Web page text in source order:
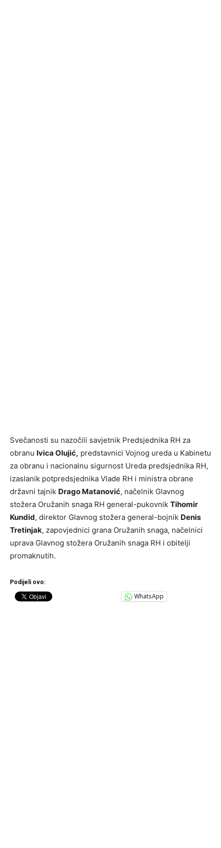
Svečanosti su nazočili savjetnik Predsjednika RH za
obranu Ivica Olujić, predstavnici Vojnog ureda u Kabinetu
za obranu i nacionalnu sigurnost Ureda predsjednika RH,
izaslanik potpredsjednika Vlade RH i ministra obrane
državni tajnik Drago Matanović, načelnik Glavnog
stožera Oružanih snaga RH general-pukovnik Tihomir
Kundid, direktor Glavnog stožera general-bojnik Denis
Tretinjak, zapovjednici grana Oružanih snaga, načelnici
uprava Glavnog stožera Oružanih snaga RH i obitelji
promaknutih.
Podijeli ovo:
WhatsApp